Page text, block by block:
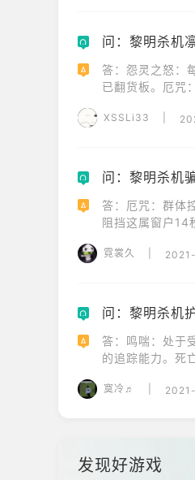
Q 问：黎明杀机
A
答：怨灵之怒：
已翻货板。厄咒
XSSLi33
Q 问：黎明杀机
A
答：厄咒：群体
阻挡这属窗户14
霓裳久
Q 问：黎明杀机
A
答：鸣喘：处于
的追踪能力。死
的治疗。
寞冷♬
发现好游戏